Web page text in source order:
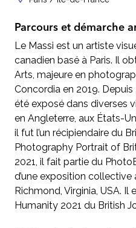
Parcours et démarche
Le Massi est un artiste
canadien basé à Paris. Il
Arts, majeure en
Concordia en 2019.
été exposé dans diverses
en Angleterre, aux États-
il fut l’un récipiendaire du
Photography Portrait of
2021, il fait partie du
d’une exposition
Richmond, Virginia, USA.
Humanity 2021 du British